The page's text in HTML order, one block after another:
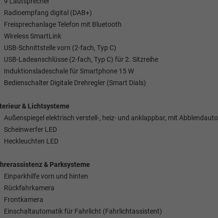
Radioempfang digital (DAB+)
Freisprechanlage Telefon mit Bluetooth
Wireless SmartLink
USB-Schnittstelle vorn (2-fach, Typ C)
USB-Ladeanschlüsse (2-fach, Typ C) für 2. Sitzreihe
Induktionsladeschale für Smartphone 15 W
Bedienschalter Digitale Drehregler (Smart Dials)
& Lichtsysteme
Außenspiegel elektrisch verstell-, heiz- und anklappbar, mit
Scheinwerfer LED
Heckleuchten LED
& Parksysteme
Einparkhilfe vorn und hinten
Rückfahrkamera
Frontkamera
Einschaltautomatik für Fahrlicht (Fahrlichtassistent)